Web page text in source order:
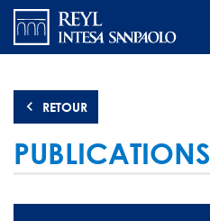
Aller
contenu
RETOUR
PUBLICATIONS